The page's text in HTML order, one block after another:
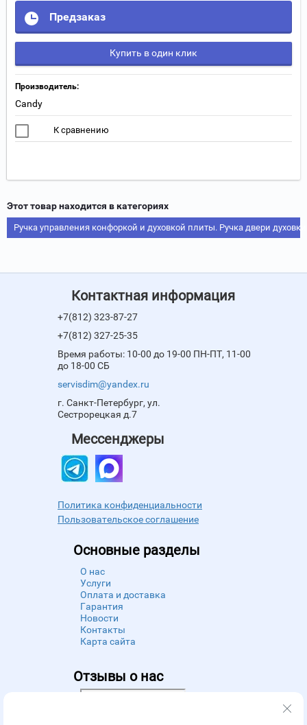
Предзаказ
Купить в один клик
Производитель:
Candy
К сравнению
Этот товар находится в категориях
Ручка управления конфоркой и духовкой плиты. Ручка двери
Контактная информация
+7(812) 323-87-27
+7(812) 327-25-35
Время работы: 10-00 до 19-00 ПН-ПТ, 11-00
до 18-00 СБ
servisdim@yandex.ru
г. Санкт-Петербург, ул.
Сестрорецкая д.7
Мессенджеры
Политика конфиденциальности
Пользовательское соглашение
Основные разделы
О нас
Услуги
Оплата и доставка
Гарантия
Новости
Контакты
Карта сайта
Отзывы о нас